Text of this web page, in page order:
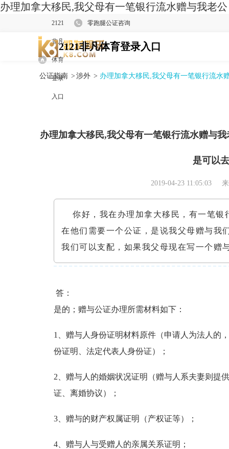
办理加拿大移民,我父母有一笔银行流水赠与我老
2121
非凡
体育
登录
入口
零跑腿公证咨询
2121非凡体育登录入口
公证指南 > 涉外 > 办理加拿大移民,我父母有一笔银行流水
办理加拿大移民,我父母有一笔银行流水赠与
是可以
2019-04-23 11:05:03
你好，我在办理加拿大移民，有一笔银
在他们需要一个公证，是说我父母赠与我
我们可以支配，如果我父母现在写一个赠
答：
是的；赠与公证办理所需材料如下：
1、赠与人身份证明材料原件（申请人为法人的
份证明、法定代表人身份证）；
2、赠与人的婚姻状况证明（赠与人系夫妻则提
证、离婚协议）；
3、赠与的财产权属证明（产权证等）；
4、赠与人与受赠人的亲属关系证明；